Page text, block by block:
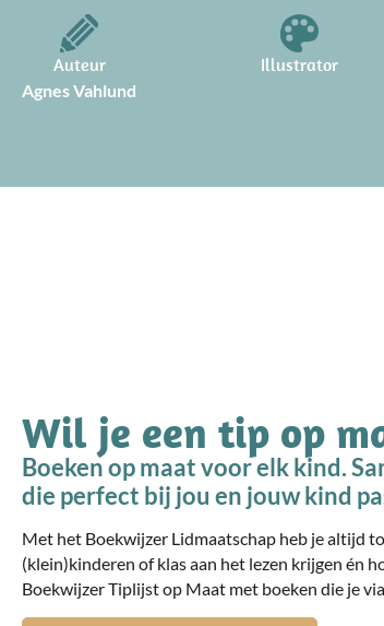
Auteur
Agnes Vahlund
Illustrator
Wil je een tip op
Boeken op maat voor elk kind.
die perfect bij jou en jouw kind
Met het Boekwijzer Lidmaatschap heb je altijd
(klein)kinderen of klas aan het lezen krijgen én
Boekwijzer Tiplijst op Maat met boeken die je